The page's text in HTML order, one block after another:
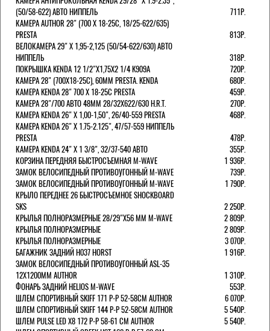
(50/58-622) АВТО НИППЕЛЬ
711Р.
КАМЕРА AUTHOR 28" (700 Х 18-25С, 18/25-622/635)
PRESTA
813Р.
ВЕЛОКАМЕРА 29" X 1,95-2,125 (50/54-622/630) АВТО
НИППЕЛЬ
318Р.
ПОКРЫШКА KENDA 12 1/2"Х1,75X2 1/4 K909A
720Р.
КАМЕРА 28" (700Х18-25С), 60ММ PRESTA. KENDA
680Р.
КАМЕРА KENDA 28" 700 Х 18-25С PRESTA
459Р.
КАМЕРА 28"/700 АВТО 48ММ 28/32Х622/630 H.R.T.
270Р.
КАМЕРА KENDA 26" Х 1,00-1,50", 26/40-559 PRESTA
468Р.
КАМЕРА KENDA 26" Х 1.75-2.125", 47/57-559 НИППЕЛЬ
PRESTA
478Р.
КАМЕРА KENDA 24" Х 1 3/8", 32/37-540 АВТО
355Р.
КОРЗИНА ПЕРЕДНЯЯ БЫСТРОСЪЕМНАЯ M-WAVE
1 936Р.
ЗАМОК ВЕЛОСИПЕДНЫЙ ПРОТИВОУГОННЫЙ M-WAVE
739Р.
ЗАМОК ВЕЛОСИПЕДНЫЙ ПРОТИВОУГОННЫЙ M-WAVE
1 790Р.
КРЫЛО ПЕРЕДНЕЕ 26 БЫСТРОСЪЕМНОЕ SHOCKBOARD
SKS
2 250Р.
КРЫЛЬЯ ПОЛНОРАЗМЕРНЫЕ 28/29"Х56 ММ M-WAVE
2 809Р.
КРЫЛЬЯ ПОЛНОРАЗМЕРНЫЕ
2 809Р.
КРЫЛЬЯ ПОЛНОРАЗМЕРНЫЕ
3 070Р.
БАГАЖНИК ЗАДНИЙ H037 HORST
1 916Р.
ЗАМОК ВЕЛОСИПЕДНЫЙ ПРОТИВОУГОННЫЙ ASL-35
12Х1200ММ AUTHOR
1 310Р.
ФОНАРЬ ЗАДНИЙ HELIOS M-WAVE
553Р.
ШЛЕМ СПОРТИВНЫЙ SKIFF 171 Р-Р 52-58СМ AUTHOR
6 070Р.
ШЛЕМ СПОРТИВНЫЙ SKIFF 144 Р-Р 52-58СМ AUTHOR
5 540Р.
ШЛЕМ PULSE LED X8 172 Р-Р 58-61 СМ AUTHOR
5 540Р.